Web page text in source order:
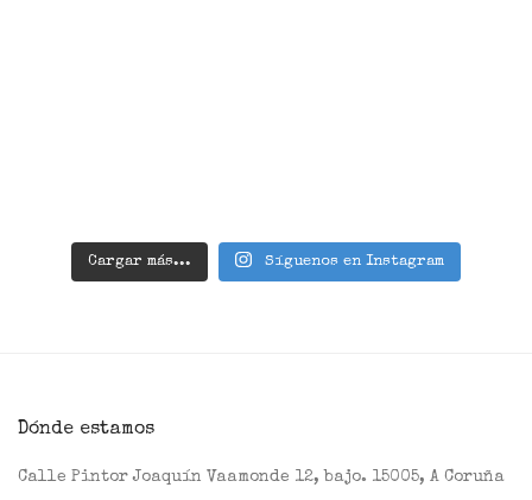
Cargar más... Síguenos en Instagram
Dónde estamos
Calle Pintor Joaquín Vaamonde 12, bajo. 15005, A Coruña